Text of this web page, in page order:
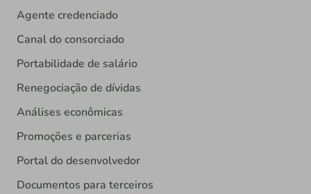
Agente credenciado
Canal do consorciado
Portabilidade de salário
Renegociação de dívidas
Análises econômicas
Promoções e parcerias
Portal do desenvolvedor
Documentos para terceiros